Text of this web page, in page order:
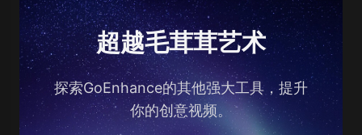
超越毛茸茸艺术
探索GoEnhance的其他强大工具，提升
你的创意视频。